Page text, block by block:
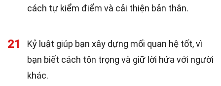
cách tự kiểm điểm và cải thiện bản thân.
21
Kỷ luật giúp bạn xây dựng mối quan hệ tốt, vì
bạn biết cách tôn trọng và giữ lời hứa với người
khác.